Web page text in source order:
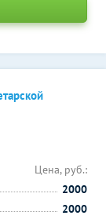
Цена, руб.:
2000
2000